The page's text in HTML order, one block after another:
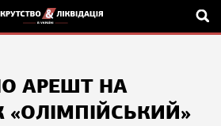
АРЕШТ НА